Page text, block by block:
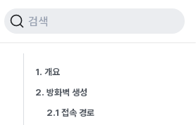
검색
1. 개요
2. 방화벽 생성
2.1 접속 경로